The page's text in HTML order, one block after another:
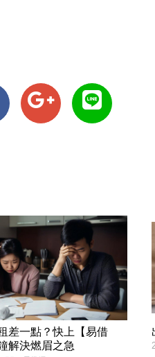
差一點？快上【易借
解決燃眉之急